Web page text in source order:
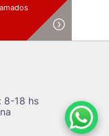
8-18 hs